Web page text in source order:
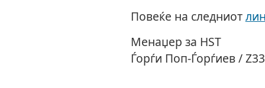
Повеќе на следниот
Менаџер за HST
Ѓорѓи Поп-Ѓорѓиев /